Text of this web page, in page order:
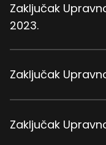
Zaključak
2023.
Zaključak
Zaključak